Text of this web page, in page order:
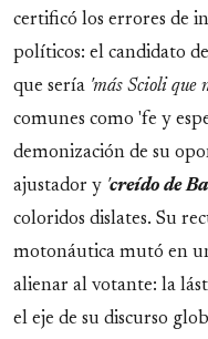
certificó los errores de
políticos: el candidato
que sería 'más Scioli que
comunes como 'fe y
demonización de su
ajustador y 'creído de
coloridos dislates. Su
motonáutica mutó en
alienar al votante: la
el eje de su discurso